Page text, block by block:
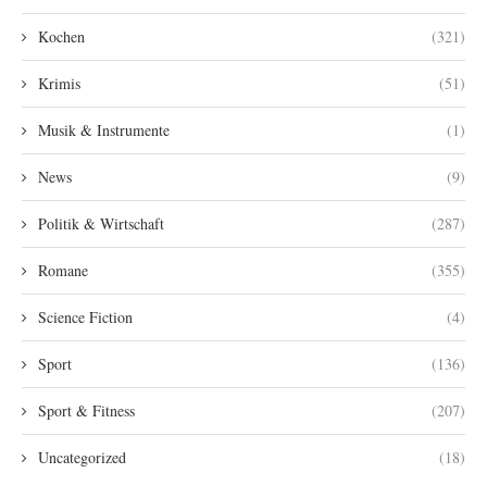
Kochen (321)
Krimis (51)
Musik & Instrumente (1)
News (9)
Politik & Wirtschaft (287)
Romane (355)
Science Fiction (4)
Sport (136)
Sport & Fitness (207)
Uncategorized (18)